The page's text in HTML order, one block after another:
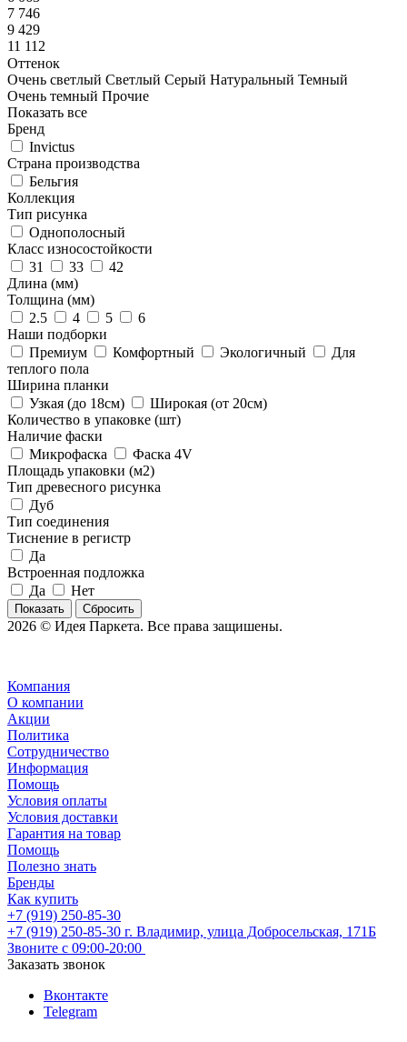
7 746
9 429
11 112
Оттенок
Очень светлый Светлый Серый Натуральный Темный
Очень темный Прочие
Показать все
Бренд
Invictus
Страна производства
Бельгия
Коллекция
Тип рисунка
Однополосный
Класс износостойкости
31
33
42
Длина (мм)
Толщина (мм)
2.5
4 5
6
Наши подборки
Премиум
Комфортный Экологичный
Для
теплого пола
Ширина планки
Узкая (до 18см)
Широкая (от 20см)
Количество в упаковке (шт)
Наличие фаски
Микрофаска
Фаска 4V
Площадь упаковки (м2)
Тип древесного рисунка
Дуб
Тип соединения
Тиснение в регистр
Да
Встроенная подложка
Да
Нет
Сбросить
2026 © Идея Паркета. Все права защишены.
Компания
О компании
Акции
Политика
Сотрудничество
Информация
Помощь
Условия оплаты
Условия доставки
Гарантия на товар
Помощь
Полезно знать
Бренды
Как купить
+7 (919) 250-85-30
+7 (919) 250-85-30 г. Владимир, улица Добросельская, 171Б
Звоните с 09:00-20:00
Заказать звонок
Вконтакте
Telegram